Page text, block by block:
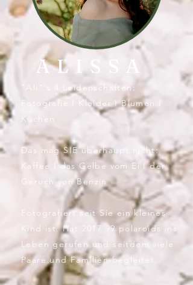
ALISSA
"Ali"'s 4 Leidenschaften:
Fotografie I Kleider I Blumen I
Kuchen
Das mag SIE überhaupt nicht:
Kaffee I das Gelbe vom Ei I der
Geruch von Benzin
Fotografiert seit Sie ein kleines
Kind ist. Hat 2017 99 polaroids ins
Leben gerufen und seitdem viele
Paare und Familien begleitet.